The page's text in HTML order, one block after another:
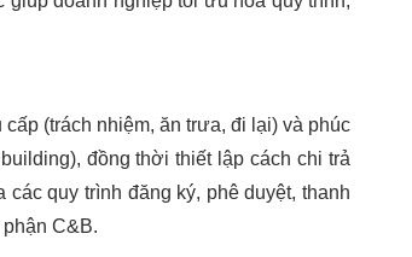
(trách nhiệm, ăn trưa, đi lại) và phúc
đồng thời thiết lập cách chi trả
quy trình đăng ký, phê duyệt, thanh
C&B.